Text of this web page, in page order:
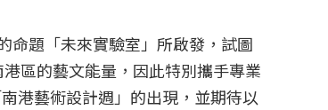
命題「未來實驗室」所啟發，試圖
區的藝文能量，因此特別攜手專業
港藝術設計週」的出現，並期待以